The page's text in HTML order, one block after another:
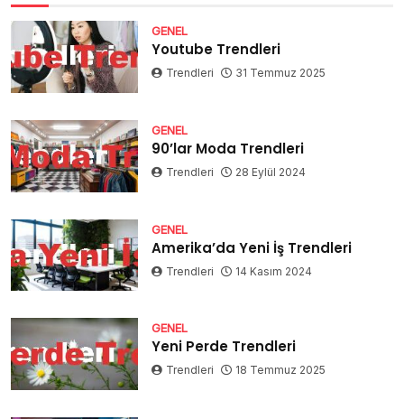
GENEL
Youtube Trendleri
Trendleri 31 Temmuz 2025
GENEL
90’lar Moda Trendleri
Trendleri 28 Eylül 2024
GENEL
Amerika’da Yeni İş Trendleri
Trendleri 14 Kasım 2024
GENEL
Yeni Perde Trendleri
Trendleri 18 Temmuz 2025